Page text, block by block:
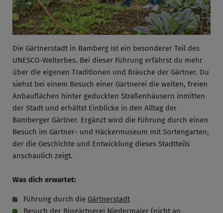
Die Gärtnerstadt in Bamberg ist ein besonderer Teil des
UNESCO-Welterbes. Bei dieser Führung erfährst du mehr
über die eigenen Traditionen und Bräuche der Gärtner. Du
siehst bei einem Besuch einer Gärtnerei die weiten, freien
Anbauflächen hinter geduckten Straßenhäusern inmitten
der Stadt und erhältst Einblicke in den Alltag der
Bamberger Gärtner. Ergänzt wird die Führung durch einen
Besuch im Gärtner- und Häckermuseum mit Sortengarten,
der die Geschichte und Entwicklung dieses Stadtteils
anschaulich zeigt.
Was dich erwartet:
Führung durch die Gärtnerstadt
Besuch der Biogärtnerei Niedermaier (nicht an